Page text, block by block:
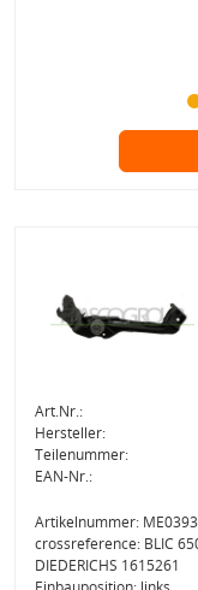
Art.Nr.:
Hersteller:
Teilenummer:
EAN-Nr.:
Artikelnummer:
crossreference: BLIC
DIEDERICHS 1615261